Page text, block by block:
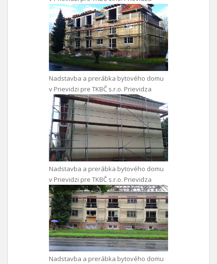
Nadstavba a prerábka bytového domu
v Prievidzi pre TKBČ s.r.o. Prievidza
Nadstavba a prerábka bytového domu
v Prievidzi pre TKBČ s.r.o. Prievidza
Nadstavba a prerábka bytového domu